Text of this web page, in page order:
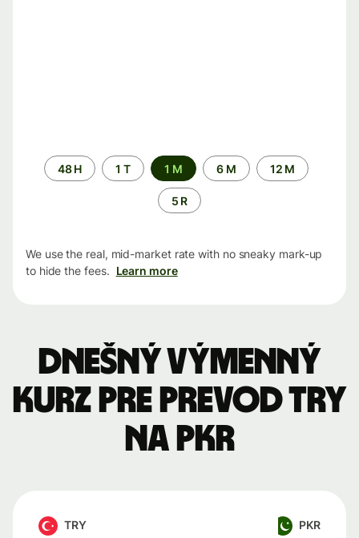
Time
period
48 H 1 T 1 M 6 M 12 M
5 R
We use the real, mid-market rate with no sneaky mark-up
to hide the fees. Learn more
Dnešný výmenný
kurz pre prevod TRY
na PKR
TRY PKR